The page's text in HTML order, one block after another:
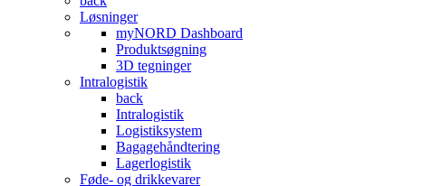
Løsninger
myNORD Dashboard
Produktsøgning
3D tegninger
Intralogistik
back
Intralogistik
Logistiksystem
Bagagehåndtering
Lagerlogistik
Føde- og drikkevarer